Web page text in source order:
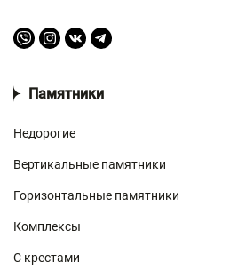
Памятники
Недорогие
Вертикальные памятники
Горизонтальные памятники
Комплексы
С крестами